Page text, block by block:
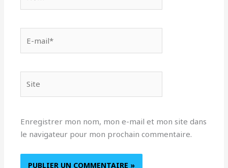
mail*
Enregistrer mon nom, mon e-mail et mon site dans
le navigateur pour mon prochain commentaire.